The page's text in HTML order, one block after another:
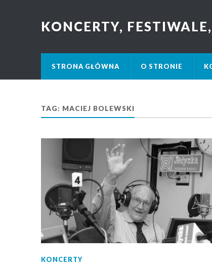
KONCERTY,
STRONA GŁÓWNA O STRONIE
TAG: MACIEJ BOLEWSKI
KONCERTY